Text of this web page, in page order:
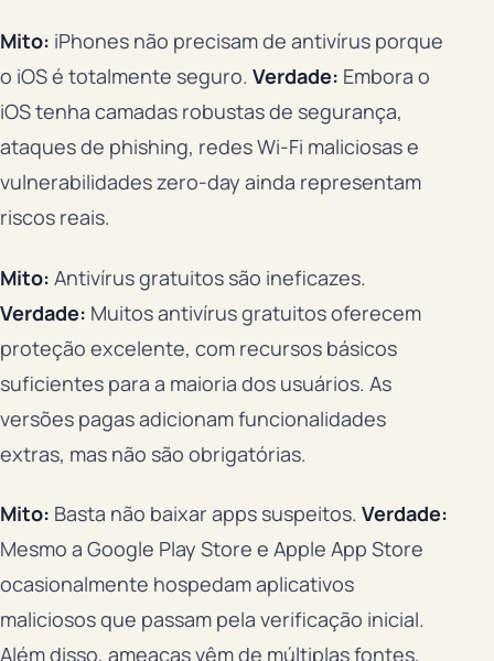
Mito: iPhones não precisam de antivírus porque
o iOS é totalmente seguro. Verdade: Embora o
iOS tenha camadas robustas de segurança,
ataques de phishing, redes Wi-Fi maliciosas e
vulnerabilidades zero-day ainda representam
riscos reais.
Mito: Antivírus gratuitos são ineficazes.
Verdade: Muitos antivírus gratuitos oferecem
proteção excelente, com recursos básicos
suficientes para a maioria dos usuários. As
versões pagas adicionam funcionalidades
extras, mas não são obrigatórias.
Mito: Basta não baixar apps suspeitos. Verdade:
Mesmo a Google Play Store e Apple App Store
ocasionalmente hospedam aplicativos
maliciosos que passam pela verificação inicial.
Além disso, ameaças vêm de múltiplas fontes,